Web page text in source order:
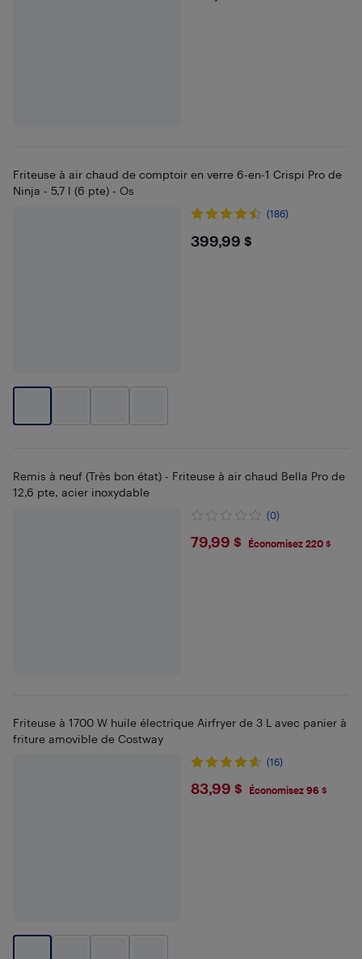
Friteuse à air chaud de comptoir en verre 6-en-1 Crispi Pro de
Ninja - 5,7 l (6 pte) - Os
(186)
$399.99
399,99 $
Remis à neuf (Très bon état) - Friteuse à air chaud Bella Pro de
12,6 pte, acier inoxydable
(0)
$79.99
79,99 $ Économisez 220 $
Friteuse à 1700 W huile électrique Airfryer de 3 L avec panier à
friture amovible de Costway
(16)
$83.99
83,99 $ Économisez 96 $